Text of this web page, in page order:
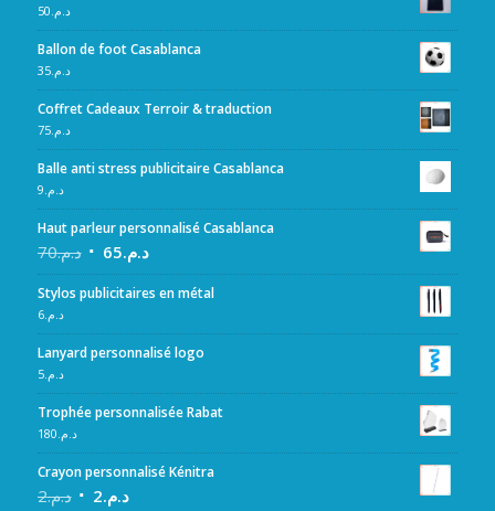
د.م. 50
Ballon de foot Casablanca
د.م.35
Coffret Cadeaux Terroir & traduction
د.م.75
Balle anti stress publicitaire Casablanca
د.م. 9
Haut parleur personnalisé Casablanca
د.م.70 د.م.65
Stylos publicitaires en métal
د.م.6
Lanyard personnalisé logo
د.م.5
Trophée personnalisée Rabat
د.م. 180
Crayon personnalisé Kénitra
د.م.2 د.م.2